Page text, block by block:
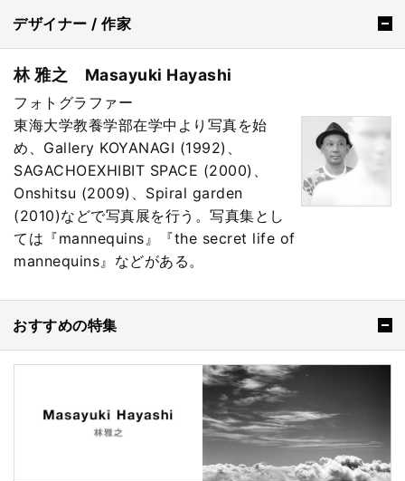
デザイナー / 作家
林 雅之 Masayuki Hayashi
フォトグラファー
東海大学教養学部在学中より写真を始
め、Gallery KOYANAGI (1992)、
SAGACHOEXHIBIT SPACE (2000)、
Onshitsu (2009)、Spiral garden
(2010)などで写真展を行う。写真集とし
ては『mannequins』『the secret life of
mannequins』などがある。
おすすめの特集